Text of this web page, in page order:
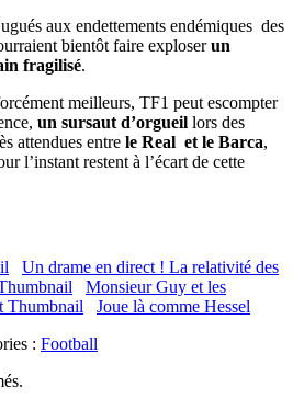
aux endettements endémiques des
bientôt faire exploserun
fragilisé.
meilleurs, TF1 peut escompter
un sursaut d’orgueil lors des
attendues entre le Real et le Barca,
l’instant restent à l’écart de cette
Un drame en direct ! La relativité des
Monsieur Guy et les
Joue là comme Hessel
: Football